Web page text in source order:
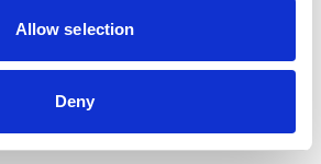
Allow selection
Deny
zelfde werkdag verzonden
€430,00